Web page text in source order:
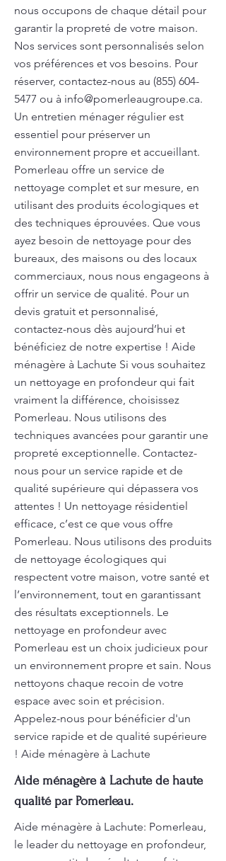
nous occupons de chaque détail pour
garantir la propreté de votre maison.
Nos services sont personnalisés selon
vos préférences et vos besoins. Pour
réserver, contactez-nous au (855) 604-
5477 ou à info@pomerleaugroupe.ca.
Un entretien ménager régulier est
essentiel pour préserver un
environnement propre et accueillant.
Pomerleau offre un service de
nettoyage complet et sur mesure, en
utilisant des produits écologiques et
des techniques éprouvées. Que vous
ayez besoin de nettoyage pour des
bureaux, des maisons ou des locaux
commerciaux, nous nous engageons à
offrir un service de qualité. Pour un
devis gratuit et personnalisé,
contactez-nous dès aujourd’hui et
bénéficiez de notre expertise ! Aide
ménagère à Lachute Si vous souhaitez
un nettoyage en profondeur qui fait
vraiment la différence, choisissez
Pomerleau. Nous utilisons des
techniques avancées pour garantir une
propreté exceptionnelle. Contactez-
nous pour un service rapide et de
qualité supérieure qui dépassera vos
attentes ! Un nettoyage résidentiel
efficace, c’est ce que vous offre
Pomerleau. Nous utilisons des produits
de nettoyage écologiques qui
respectent votre maison, votre santé et
l’environnement, tout en garantissant
des résultats exceptionnels. Le
nettoyage en profondeur avec
Pomerleau est un choix judicieux pour
un environnement propre et sain. Nous
nettoyons chaque recoin de votre
espace avec soin et précision.
Appelez-nous pour bénéficier d'un
service rapide et de qualité supérieure
! Aide ménagère à Lachute
Aide ménagère à Lachute de haute
qualité par Pomerleau.
Aide ménagère à Lachute: Pomerleau,
le leader du nettoyage en profondeur,